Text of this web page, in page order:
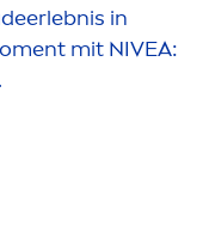
in
ment mit NIVEA: